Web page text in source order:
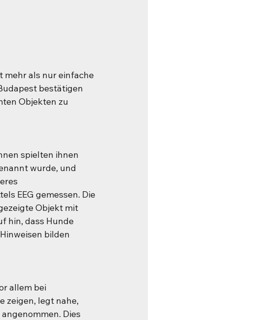
mehr als nur einfache
bestätigen
Objekten zu
spielten ihnen
wurde, und
EEG gemessen. Die
Objekt mit
hin, dass Hunde
bilden
allem bei
zeigen, legt nahe,
Dies